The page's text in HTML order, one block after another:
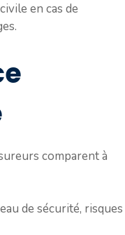
en cas de
comparent à
de sécurité, risques